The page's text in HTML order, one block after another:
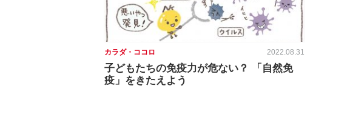
カラダ・ココロ 2022.08.31
子どもたちの免疫力が危ない？ 「自然免
疫」をきたえよう